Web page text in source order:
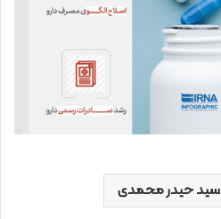
سید حیدر محمدی